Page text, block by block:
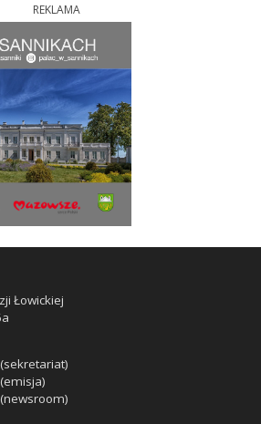
REKLAMA
Łowickiej